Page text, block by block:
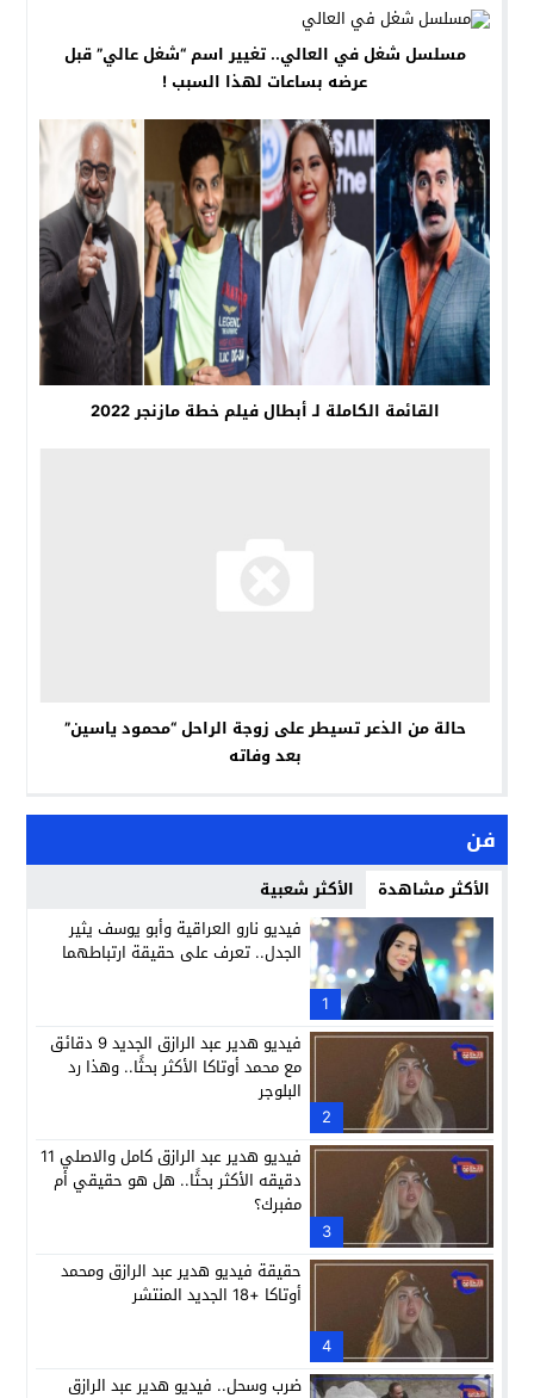
مسلسل شغل في العالي.. تغيير اسم “شغل عالي” قبل
عرضه بساعات لهذا السبب !
القائمة الكاملة لـ أبطال فيلم خطة مازنجر 2022
حالة من الذعر تسيطر على زوجة الراحل “محمود ياسين”
بعد وفاته
فن
الأكثر مشاهدة الأكثر شعبية
1
فيديو نارو العراقية وأبو يوسف يثير
الجدل.. تعرف على حقيقة ارتباطهما
2
فيديو هدير عبد الرازق الجديد 9 دقائق
مع محمد أوتاكا الأكثر بحثًا.. وهذا رد
البلوجر
3
فيديو هدير عبد الرازق كامل والاصلي 11
دقيقه الأكثر بحثًا.. هل هو حقيقي أم
مفبرك؟
4
حقيقة فيديو هدير عبد الرازق ومحمد
أوتاكا +18 الجديد المنتشر
ضرب وسحل.. فيديو هدير عبد الرازق